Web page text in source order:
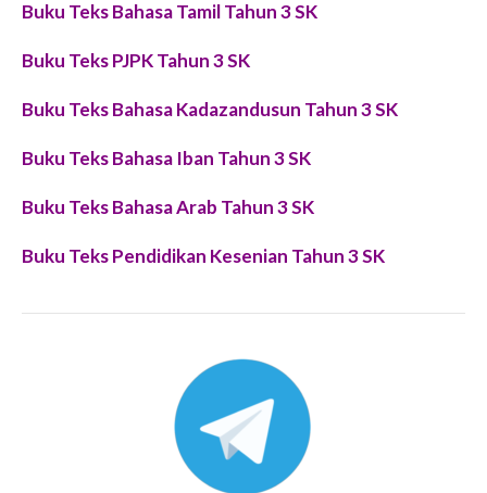
Buku Teks Bahasa Tamil Tahun 3 SK
Buku Teks PJPK Tahun 3 SK
Buku Teks Bahasa Kadazandusun Tahun 3 SK
Buku Teks Bahasa Iban Tahun 3 SK
Buku Teks Bahasa Arab Tahun 3 SK
Buku Teks Pendidikan Kesenian Tahun 3 SK